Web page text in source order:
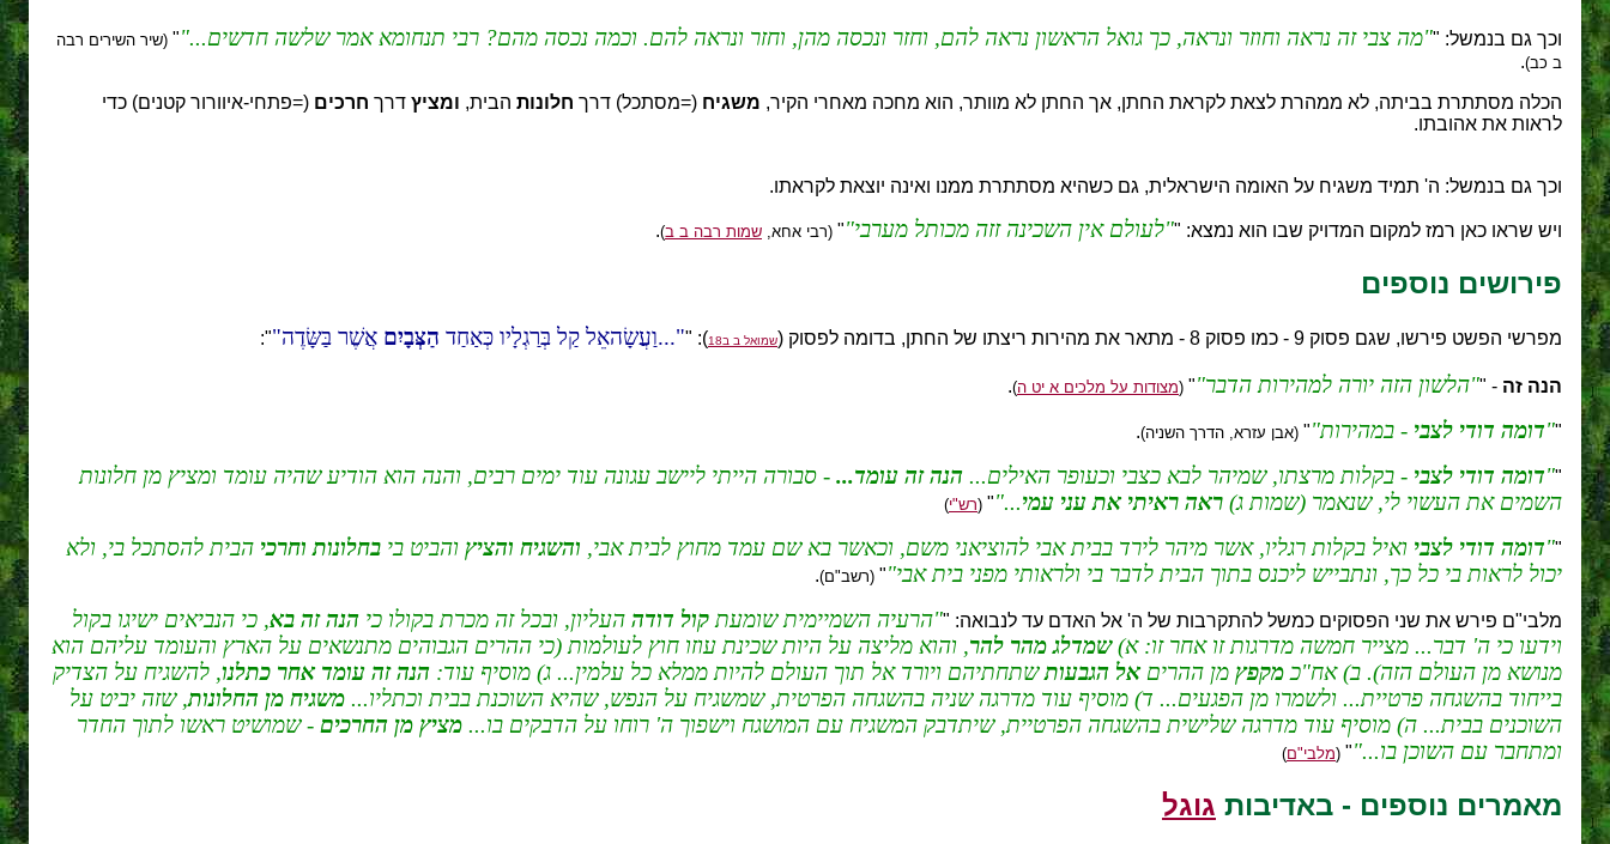
וכך גם בנמשל: " מה צבי זה נראה וחוזר ונראה, כך גואל הראשון נראה להם, וחזר ונכסה מהן, וחזר ונראה להם. וכמה נכסה מהם? רבי תנחומא אמר שלשה חדשים... " (שיר השירים רבה
ב כב).
הכלה מסתתרת בביתה, לא ממהרת לצאת לקראת החתן, אך החתן לא מוותר, הוא מחכה מאחרי הקיר, משגיח (=מסתכל) דרך חלונות הבית, ומציץ דרך חרכים (=פתחי-איוורור קטנים) כדי
לראות את אהובתו.
וכך גם בנמשל: ה' תמיד משגיח על האומה הישראלית, גם כשהיא מסתתרת ממנו ואינה יוצאת לקראתו.
ויש שראו כאן רמז למקום המדויק שבו הוא נמצא: " לעולם אין השכינה זזה מכותל מערבי " (רבי אחא, שמות רבה ב ב)
.
פירושים נוספים
מפרשי הפשט פירשו, שגם פסוק 9 - כמו פסוק 8 - מתאר את מהירות ריצתו של החתן, בדומה לפסוק ( שמואל ב ב18 ): " ...וַעֲשָׂהאֵל קַל בְּרַגְלָיו כְּאַחַד הַצְּבָיִם אֲשֶׁר בַּשָּׂדֶה ":
הנה זה - " הלשון הזה יורה למהירות הדבר "
(מצודות על מלכים א יט ה)
.
" דומה דודי לצבי - במהירות " (אבן עזרא, הדרך השניה).
" דומה דודי לצבי - בקלות מרצתו, שמיהר לבא כצבי וכעופר האילים... הנה זה עומד... - סבורה הייתי ליישב עגונה עוד ימים רבים, והנה הוא הודיע שהיה עומד ומציץ מן חלונות
השמים את העשוי לי, שנאמר (שמות ג) ראה ראיתי את עני עמי...
"
(רש"י)
" דומה דודי לצבי ואיל בקלות רגליו, אשר מיהר לירד בבית אבי להוציאני משם, וכאשר בא שם עמד מחוץ לבית אבי, והשגיח והציץ והביט בי בחלונות וחרכי הבית להסתכל בי, ולא
יכול לראות בי כל כך, ונתבייש ליכנס בתוך הבית לדבר בי ולראותי מפני בית אבי " (רשב"ם).
מלבי"ם פירש את שני הפסוקים כמשל להתקרבות של ה' אל האדם עד לנבואה: " הרעיה השמיימית שומעת קול דודה העליון, ובכל זה מכרת בקולו כי הנה זה בא, כי הנביאים ישיגו בקול
וידעו כי ה' דבר... מצייר חמשה מדרגות זו אחר זו: א)שמדלג מהר להר, והוא מליצה על היות שכינת עוזו חוץ לעולמות (כי ההרים הגבוהים מתנשאים על הארץ והעומד עליהם הוא
מנושא מן העולם הזה). ב) אח"כ מקפץ מן ההריםאל הגבעותשתחתיהם ויורד אל תוך העולם להיות ממלא כל עלמין... ג) מוסיף עוד: הנה זה עומד אחר כתלנו, להשגיח על הצדיק
בייחוד בהשגחה פרטיית... ולשמרו מן הפגעים... ד) מוסיף עוד מדרגה שניה בהשגחה הפרטית, שמשגיח על הנפש, שהיא השוכנת בבית וכתליו... משגיח מן החלונות, שזה יביט על
השוכנים בבית... ה) מוסיף עוד מדרגה שלישית בהשגחה הפרטיית, שיתדבק המשגיח עם המושגח וישפוך ה' רוחו על הדבקים בו... מציץ מן החרכים - שמושיט ראשו לתוך החדר
ומתחבר עם השוכן בו... "
(מלבי"ם)
מאמרים נוספים - באדיבות גוגל